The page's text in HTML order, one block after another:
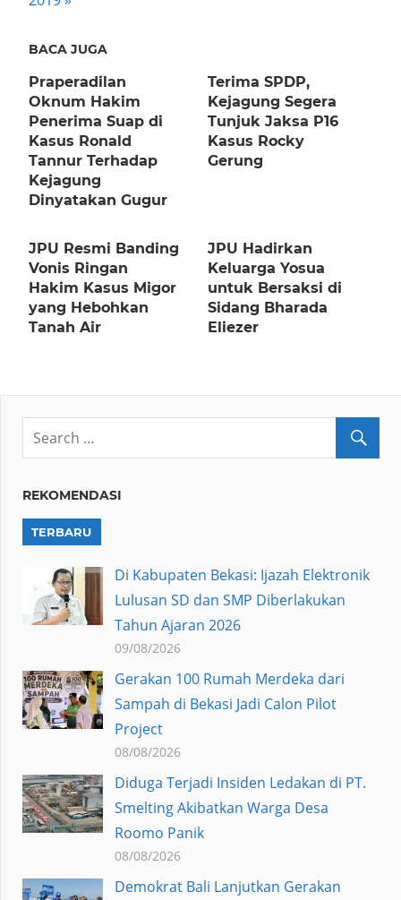
BACA JUGA
Praperadilan
Oknum Hakim
Penerima Suap di
Kasus Ronald
Tannur Terhadap
Kejagung
Dinyatakan Gugur
Terima SPDP,
Kejagung Segera
Tunjuk Jaksa P16
Kasus Rocky
Gerung
JPU Resmi Banding
Vonis Ringan
Hakim Kasus Migor
yang Hebohkan
Tanah Air
JPU Hadirkan
Keluarga Yosua
untuk Bersaksi di
Sidang Bharada
Eliezer
REKOMENDASI
TERBARU
Di Kabupaten Bekasi: Ijazah Elektronik
Lulusan SD dan SMP Diberlakukan
Tahun Ajaran 2026
09/08/2026
Gerakan 100 Rumah Merdeka dari
Sampah di Bekasi Jadi Calon Pilot
Project
08/08/2026
Diduga Terjadi Insiden Ledakan di PT.
Smelting Akibatkan Warga Desa
Roomo Panik
08/08/2026
Demokrat Bali Lanjutkan Gerakan